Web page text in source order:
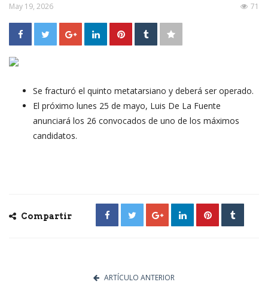
May 19, 2026 71
Se fracturó el quinto metatarsiano y deberá ser operado.
El próximo lunes 25 de mayo, Luis De La Fuente
anunciará los 26 convocados de uno de los máximos
candidatos.
Compartir
ARTÍCULO ANTERIOR